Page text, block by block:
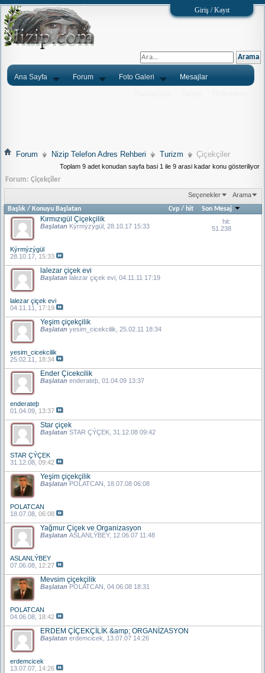
Giriş / Kayıt
Ana Sayfa Forum Foto Galeri Mesajlar
Forum Nizip Telefon Adres Rehberi Turizm Çiçekçiler
Toplam 9 adet konudan sayfa basi 1 ile 9 arasi kadar konu gösteriliyor
Forum: Çiçekçiler
Seçenekler Arama
Başlık / Konuyu Başlatan Cvp /hit Son Mesaj
Kırmızıgül Çiçekçilik
Başlatan Kýrmýzýgül , 28.10.17 15:33
hit:
51.238
Kýrmýzýgül
28.10.17, 15:33
lalezar çiçek evi
Başlatan lalezar çiçek evi, 04.11.11 17:19
lalezar çiçek evi
04.11.11, 17:19
Yeşim çiçekçilik
Başlatan yesim_cicekcilik, 25.02.11 18:34
yesim_cicekcilik
25.02.11, 18:34
Ender Çicekcilik
Başlatan enderateþ, 01.04.09 13:37
enderateþ
01.04.09, 13:37
Star çiçek
Başlatan STAR ÇÝÇEK, 31.12.08 09:42
STAR ÇÝÇEK
31.12.08, 09:42
Yeşim çiçekçilik
Başlatan POLATCAN , 18.07.08 06:08
POLATCAN
18.07.08, 06:08
Yağmur Çiçek ve Organizasyon
Başlatan ASLANLÝBEY, 12.06.07 11:48
ASLANLÝBEY
07.06.08, 12:27
Mevsim çiçekçilik
Başlatan POLATCAN , 04.06.08 18:31
POLATCAN
04.06.08, 18:42
ERDEM ÇİÇEKÇİLİK &amp; ORGANİZASYON
Başlatan erdemcicek , 13.07.07 14:26
erdemcicek
13.07.07, 14:26